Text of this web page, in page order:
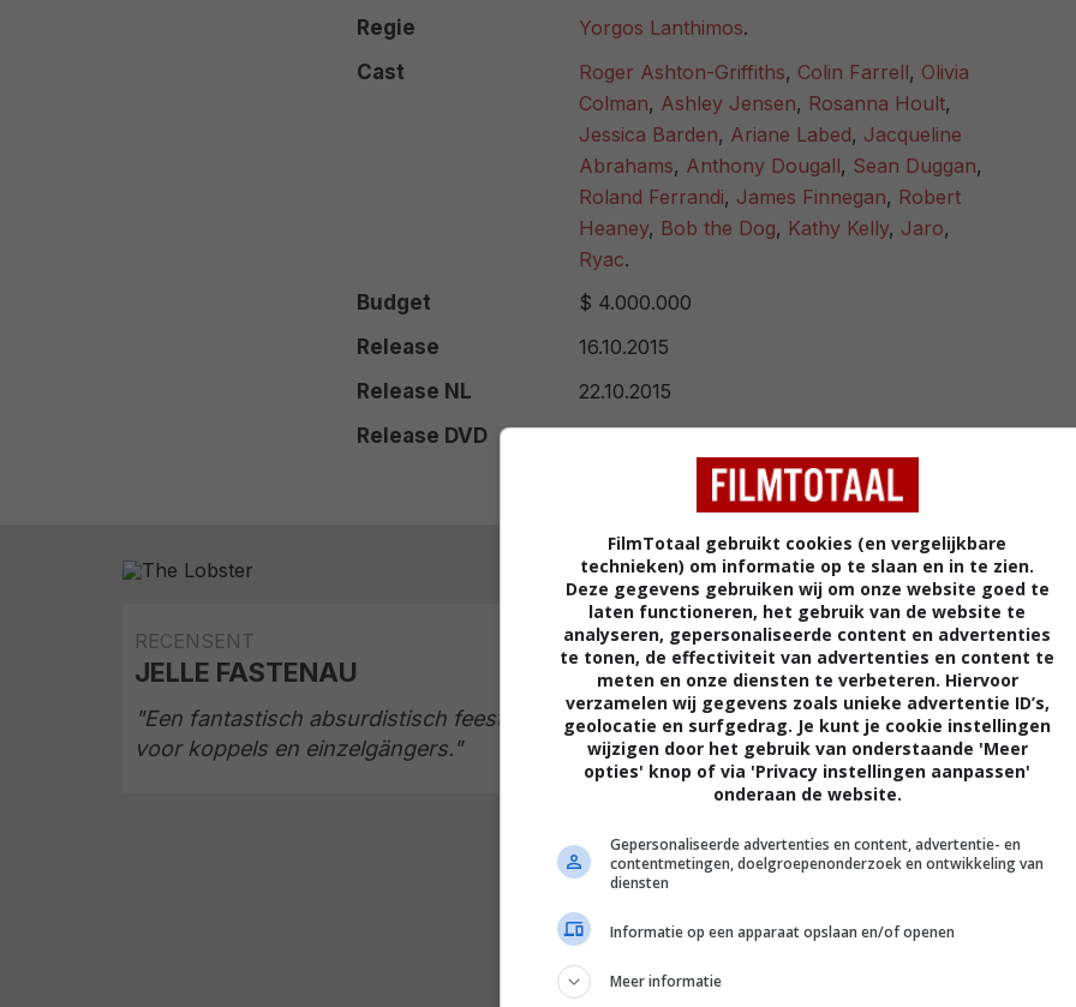
Regie Yorgos Lanthimos.
Cast
Roger Ashton-Griffiths, Colin Farrell, Olivia
Colman, Ashley Jensen, Rosanna Hoult,
Jessica Barden, Ariane Labed, Jacqueline
Abrahams, Anthony Dougall, Sean Duggan,
Roland Ferrandi, James Finnegan, Robert
Heaney, Bob the Dog, Kathy Kelly, Jaro,
Ryac.
Budget
$ 4.000.000
Release
16.10.2015
Release NL
22.10.2015
Release DVD
15.03.2016
RECENSENT
JELLE FASTENAU
"Een fantastisch absurdistisch feestje
voor koppels en einzelgängers."
Filmtotaal
Recensie
Regie:Yorgos Lanthimos | Cast:Colin Farrell
Ben Whishaw (Limping Man), John C. Reilly
Angeliki Papoulia (Hearless Woman), Léa Seydoux
Jaar:2015
Probeer de stijl van de Griekse schrijver en
vatten in één pakkende zin. Het is een haast
zou grofweg kunnen stellen dat Lanthimos telkens
door deze door te trekken tot een compleet
hij dit met het zwartkomische gezinsdrama
FilmTotaal gebruikt cookies (en vergelijkbare
technieken) om informatie op te slaan en in te zien.
Deze gegevens gebruiken wij om onze website goed te
laten functioneren, het gebruik van de website te
analyseren, gepersonaliseerde content en advertenties
te tonen, de effectiviteit van advertenties en content te
meten en onze diensten te verbeteren. Hiervoor
verzamelen wij gegevens zoals unieke advertentie ID’s,
geolocatie en surfgedrag. Je kunt je cookie instellingen
wijzigen door het gebruik van onderstaande 'Meer
opties' knop of via 'Privacy instellingen aanpassen'
onderaan de website.
Gepersonaliseerde advertenties en content, advertentie- en
contentmetingen, doelgroepenonderzoek en ontwikkeling van
diensten
Informatie op een apparaat opslaan en/of openen
Meer informatie